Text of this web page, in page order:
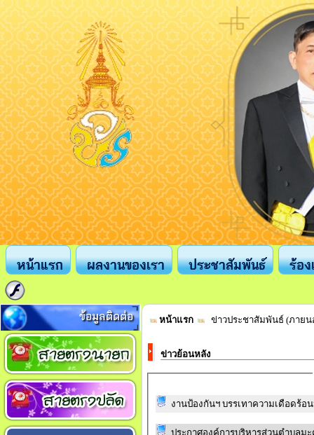
หน้าแรก ผลงานของเรา ประชาสัมพันธ์ ร้อ
ข้อมูลติดต่อ หน้าแรก ข่าวประชาสัมพันธ์ (ภาย
ข่าวย้อนหลัง
งานป้องกันฯ บรรเทาความเดือดร้